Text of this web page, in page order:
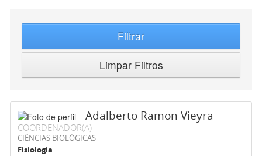
Filtrar
Limpar Filtros
Adalberto Ramon Vieyra
COORDENADOR(A)
CIÊNCIAS BIOLÓGICAS
Fisiologia